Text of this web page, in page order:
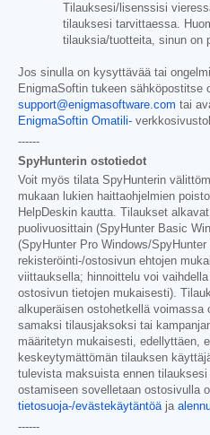
Tilauksesi/lisenssisi
tilauksesi tarvittaessa.
tilauksia/tuotteita, sinun on
Jos sinulla on kysyttävää tai
EnigmaSoftin tukeen sähköpostitse
support@enigmasoftware.com tai
EnigmaSoftin Omatili-
------
SpyHunterin ostotiedot
Voit myös tilata SpyHunterin
mukaan lukien haittaohjelmien
HelpDeskin kautta. Tilaukset
puolivuosittain (SpyHunter Basic
(SpyHunter Pro Windows/
rekisteröinti-/ostosivun ehtojen
viittauksella; hinnoittelu voi
ostosivun tietojen mukaisesti).
alkuperäisen ostohetkellä
samaksi tilausjaksoksi tai
määritetyn mukaisesti, edellyttäen,
keskeytymättömän tilauksen
tulevista maksuista ennen
ostamiseen sovelletaan ostosivulla
tietosuoja-/evästekäytäntöäja
------